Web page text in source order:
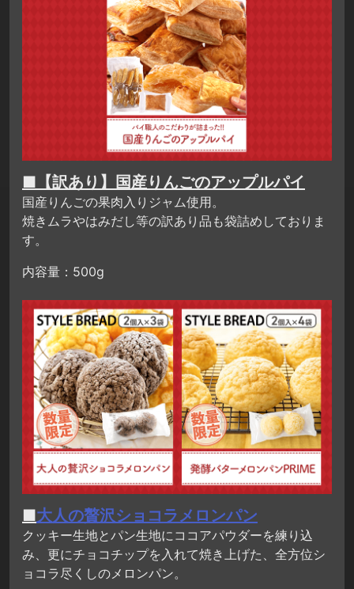
■【訳あり】国産りんごのアップルパイ
国産りんごの果肉入りジャム使用。
焼きムラやはみだし等の訳あり品も袋詰めしておりま
す。
内容量：500g
■大人の贅沢ショコラメロンパン
クッキー生地とパン生地にココアパウダーを練り込
み、更にチョコチップを入れて焼き上げた、全方位シ
ョコラ尽くしのメロンパン。